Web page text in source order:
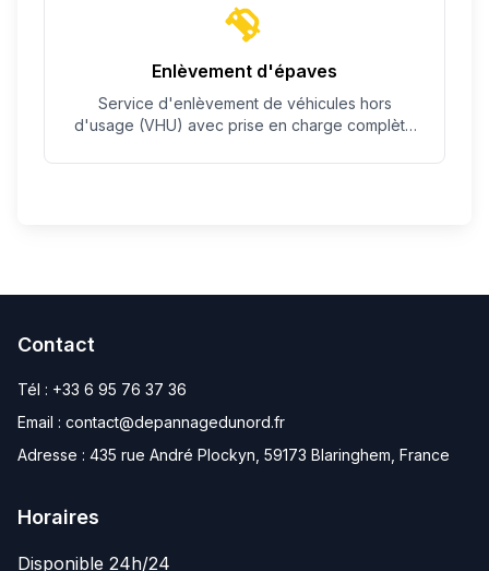
Enlèvement d'épaves
Service d'enlèvement de véhicules hors
d'usage (VHU) avec prise en charge complète
Contact
Tél : +33 6 95 76 37 36
Email : contact@depannagedunord.fr
Adresse : 435 rue André Plockyn, 59173 Blaringhem, France
Horaires
Disponible 24h/24